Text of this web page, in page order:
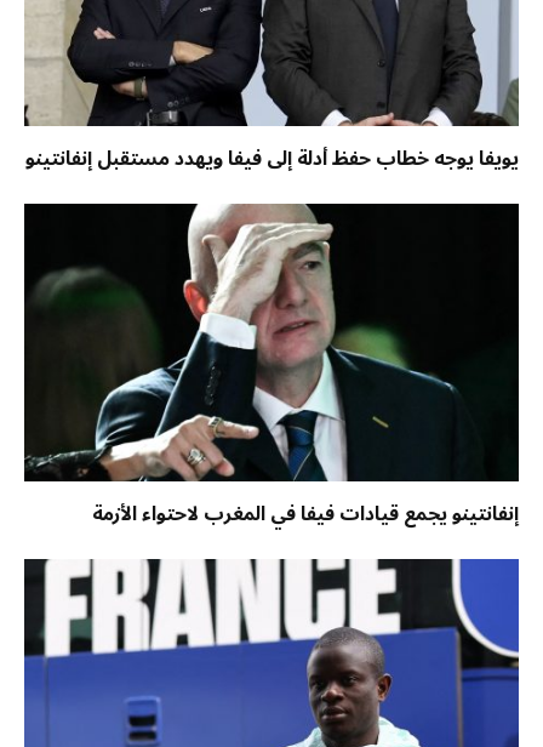
يويفا يوجه خطاب حفظ أدلة إلى فيفا ويهدد مستقبل إنفانتينو
إنفانتينو يجمع قيادات فيفا في المغرب لاحتواء الأزمة